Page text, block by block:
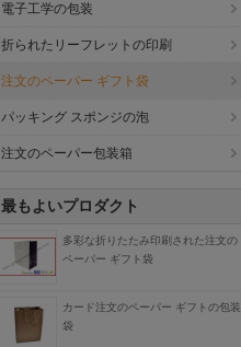
電子工学の包装
折られたリーフレットの印刷
注文のペーパー ギフト袋
パッキング スポンジの泡
注文のペーパー包装箱
最もよいプロダクト
多彩な折りたたみ印刷された注文の
ペーパー ギフト袋
カード注文のペーパー ギフトの包装
袋